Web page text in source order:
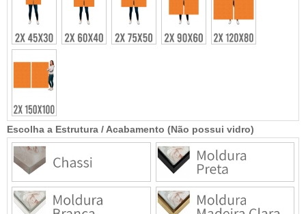
Escolha a Estrutura / Acabamento (Não possui vidro)